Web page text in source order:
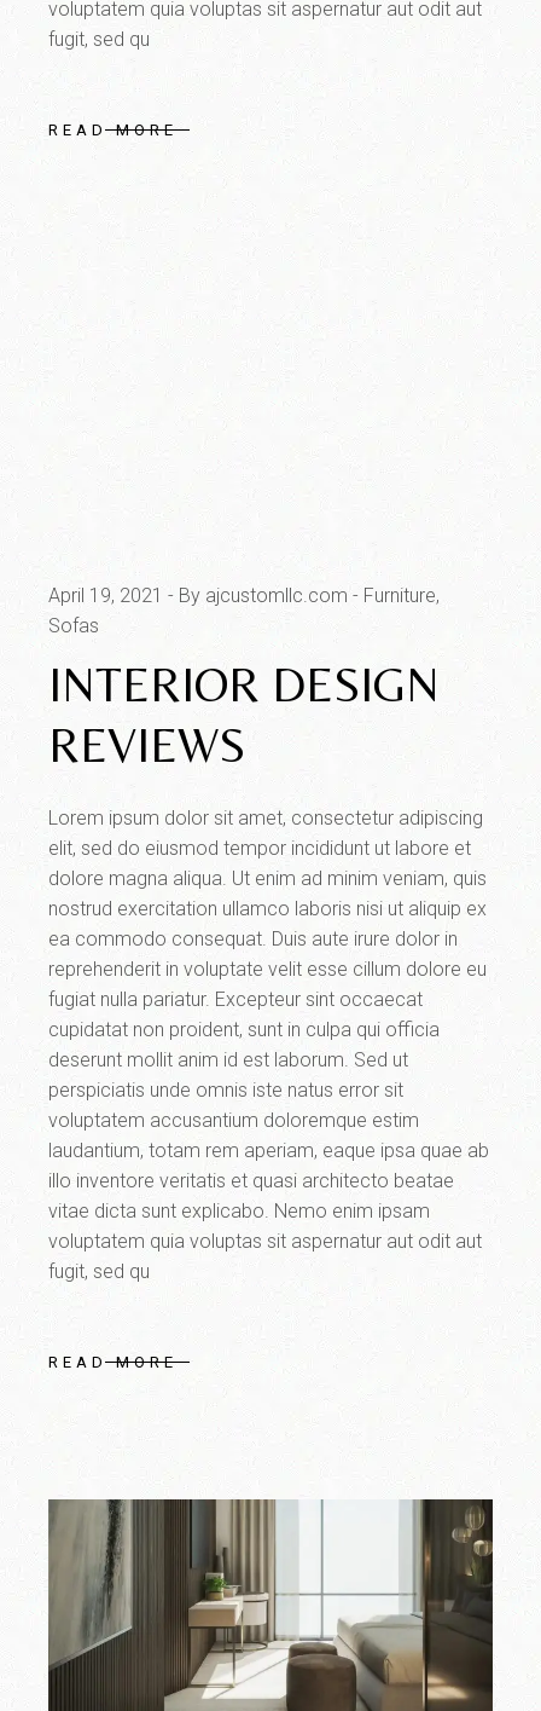
voluptatem quia voluptas sit aspernatur aut odit aut
fugit, sed qu
READ MORE
April 19, 2021 By ajcustomllc.com
Furniture
Sofas
INTERIOR DESIGN
REVIEWS
Lorem ipsum dolor sit amet, consectetur adipiscing
elit, sed do eiusmod tempor incididunt ut labore et
dolore magna aliqua. Ut enim ad minim veniam, quis
nostrud exercitation ullamco laboris nisi ut aliquip ex
ea commodo consequat. Duis aute irure dolor in
reprehenderit in voluptate velit esse cillum dolore eu
fugiat nulla pariatur. Excepteur sint occaecat
cupidatat non proident, sunt in culpa qui officia
deserunt mollit anim id est laborum. Sed ut
perspiciatis unde omnis iste natus error sit
voluptatem accusantium doloremque estim
laudantium, totam rem aperiam, eaque ipsa quae ab
illo inventore veritatis et quasi architecto beatae
vitae dicta sunt explicabo. Nemo enim ipsam
voluptatem quia voluptas sit aspernatur aut odit aut
fugit, sed qu
READ MORE